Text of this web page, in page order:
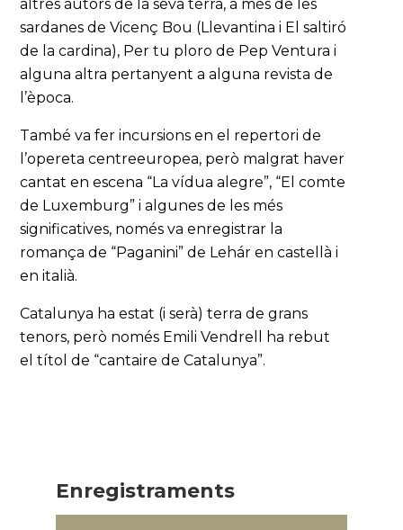
altres autors de la seva terra, a més de les
sardanes de Vicenç Bou (Llevantina i El saltiró
de la cardina), Per tu ploro de Pep Ventura i
alguna altra pertanyent a alguna revista de
l’època.
També va fer incursions en el repertori de
l’opereta centreeuropea, però malgrat haver
cantat en escena “La vídua alegre”, “El comte
de Luxemburg” i algunes de les més
significatives, només va enregistrar la
romança de “Paganini” de Lehár en castellà i
en italià.
Catalunya ha estat (i serà) terra de grans
tenors, però només Emili Vendrell ha rebut
el títol de “cantaire de Catalunya”.
Enregistraments